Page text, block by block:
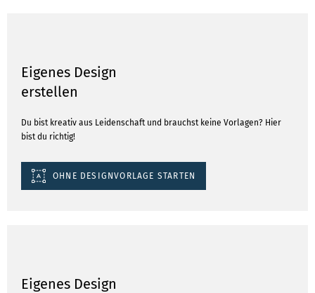
Eigenes Design
erstellen
Du bist kreativ aus Leidenschaft und brauchst keine Vorlagen? Hier
bist du richtig!
OHNE DESIGNVORLAGE STARTEN
Eigenes Design